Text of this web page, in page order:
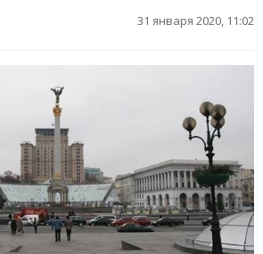
31 января 2020, 11:02